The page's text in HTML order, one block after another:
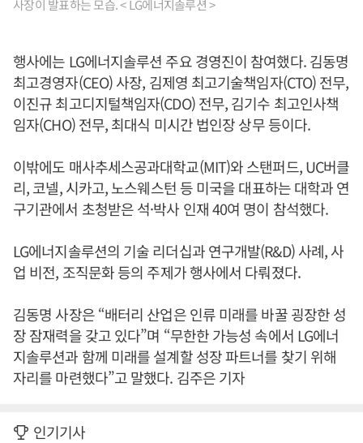
사장이 발표하는 모습. < LG에너지솔루션 >
행사에는 LG에너지솔루션 주요 경영진이 참여했다. 김동명
최고경영자(CEO) 사장, 김제영 최고기술책임자(CTO) 전무,
이진규 최고디지털책임자(CDO) 전무, 김기수 최고인사책
임자(CHO) 전무, 최대식 미시간 법인장 상무 등이다.
이밖에도 매사추세스공과대학교(MIT)와 스탠퍼드, UC버클
리, 코넬, 시카고, 노스웨스턴 등 미국을 대표하는 대학과 연
구기관에서 초청받은 석·박사 인재 40여 명이 참석했다.
LG에너지솔루션의 기술 리더십과 연구개발(R&D) 사례, 사
업 비전, 조직문화 등의 주제가 행사에서 다뤄졌다.
김동명 사장은 “배터리 산업은 인류 미래를 바꿀 굉장한 성
장 잠재력을 갖고 있다”며 “무한한 가능성 속에서 LG에너
지솔루션과 함께 미래를 설계할 성장 파트너를 찾기 위해
자리를 마련했다”고 말했다. 김주은 기자
인기기사